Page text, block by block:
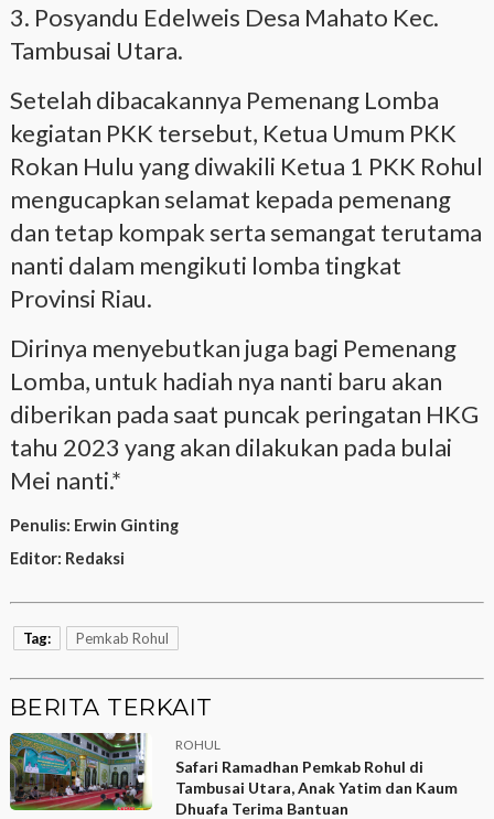
3. Posyandu Edelweis Desa Mahato Kec.
Tambusai Utara.
Setelah dibacakannya Pemenang Lomba
kegiatan PKK tersebut, Ketua Umum PKK
Rokan Hulu yang diwakili Ketua 1 PKK Rohul
mengucapkan selamat kepada pemenang
dan tetap kompak serta semangat terutama
nanti dalam mengikuti lomba tingkat
Provinsi Riau.
Dirinya menyebutkan juga bagi Pemenang
Lomba, untuk hadiah nya nanti baru akan
diberikan pada saat puncak peringatan HKG
tahu 2023 yang akan dilakukan pada bulai
Mei nanti.*
Penulis: Erwin Ginting
Editor: Redaksi
Tag: Pemkab Rohul
BERITA TERKAIT
ROHUL
Safari Ramadhan Pemkab Rohul di
Tambusai Utara, Anak Yatim dan Kaum
Dhuafa Terima Bantuan